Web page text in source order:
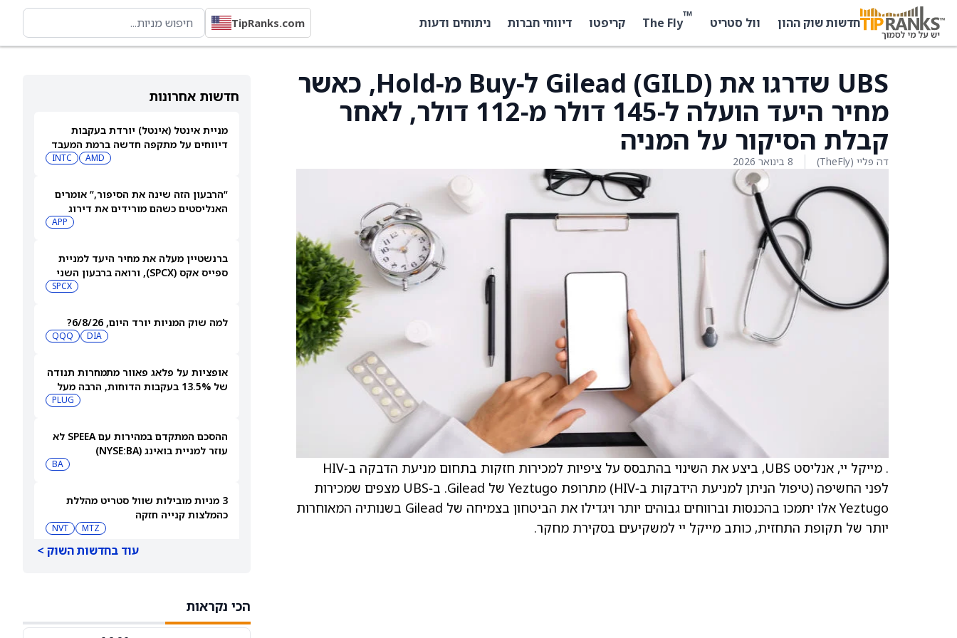
חדשות שוק ההון וול סטריט ™
The Fly קריפטו דיווחי חברות ניתוחים ודעות TipRanks.com
חדשות אחרונות
מניית אינטל (אינטל) יורדת בעקבות
דיווחים על מתקפה חדשה ברמת המעבד
AMD
INTC
“הרבעון הזה שינה את הסיפור,” אומרים
האנליסטים כשהם מורידים את דירוג
מניית AppLovin (APP) ומקצצים את APP
ברנשטיין מעלה את מחיר היעד למניית
ספייס אקס (SPCX), ורואה ברבעון השני
SPCX
למה שוק המניות יורד היום, 6/8/26?
DIA
QQQ
אופציות על פלאג פאוור מתמחרות תנודה
של 13.5% בעקבות הדוחות, הרבה מעל
PLUG
ההסכם המתקדם במהירות עם SPEEA לא
עוזר למניית בואינג (NYSE:BA)
BA
3 מניות מובילות שוול סטריט מהללת
כהמלצות קנייה חזקה
MTZ
NVT
סיכויי פולימרקט: האם [UAA], ‏[WEN] ו-
עוד בחדשות השוק >
הכי נקראות
UBS שדרגו את Gilead (GILD) ל‑Buy מ‑Hold, כאשר
מחיר היעד הועלה ל‑145 דולר מ‑112 דולר, לאחר
קבלת הסיקור על המניה
דה פליי (TheFly) 8 בינואר 2026
. מייקל יי, אנליסט UBS, ביצע את השינוי בהתבסס על ציפיות למכירות חזקות בתחום מניעת הדבקה ב‑HIV
לפני החשיפה (טיפול הניתן למניעת הידבקות ב‑HIV) מתרופת Yeztugo של Gilead. ב‑UBS מצפים שמכירות
Yeztugo אלו יתמכו בהכנסות וברווחים גבוהים יותר ויגדילו את הביטחון בצמיחה של Gilead בשנותיה המאוחרות
יותר של תקופת התחזית, כותב מייקל יי למשקיעים בסקירת מחקר.